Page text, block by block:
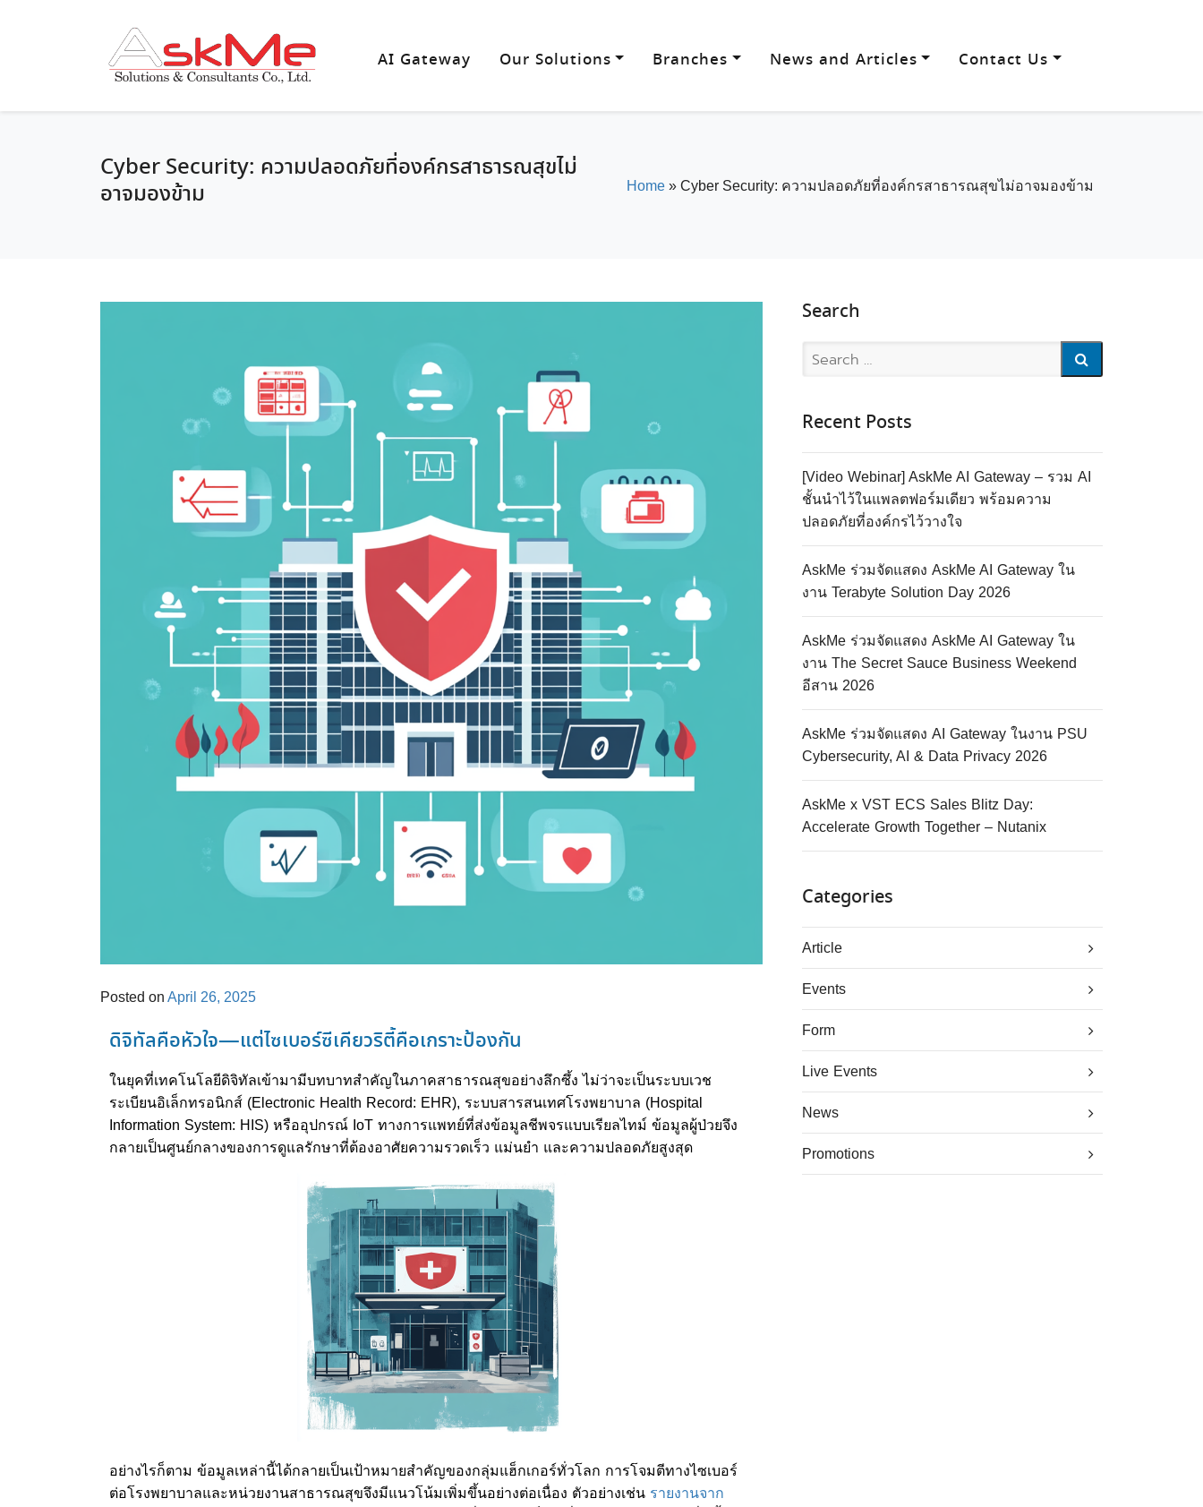
AI Gateway Our Solutions Branches News and Articles Contact Us
Cyber Security: ความปลอดภัยที่องค์กรสาธารณสุขไม่
อาจมองข้าม
Home » Cyber Security: ความปลอดภัยที่องค์กรสาธารณสุขไม่อาจมองข้าม
Posted on April 26, 2025
ดิจิทัลคือหัวใจ—แต่ไซเบอร์ซีเคียวริตี้คือเกราะป้องกัน
ในยุคที่เทคโนโลยีดิจิทัลเข้ามามีบทบาทสำคัญในภาคสาธารณสุขอย่างลึกซึ้ง ไม่ว่าจะเป็นระบบเวช
ระเบียนอิเล็กทรอนิกส์ (Electronic Health Record: EHR), ระบบสารสนเทศโรงพยาบาล (Hospital
Information System: HIS) หรืออุปกรณ์ IoT ทางการแพทย์ที่ส่งข้อมูลชีพจรแบบเรียลไทม์ ข้อมูลผู้ป่วยจึง
กลายเป็นศูนย์กลางของการดูแลรักษาที่ต้องอาศัยความรวดเร็ว แม่นยำ และความปลอดภัยสูงสุด
อย่างไรก็ตาม ข้อมูลเหล่านี้ได้กลายเป็นเป้าหมายสำคัญของกลุ่มแฮ็กเกอร์ทั่วโลก การโจมตีทางไซเบอร์
ต่อโรงพยาบาลและหน่วยงานสาธารณสุขจึงมีแนวโน้มเพิ่มขึ้นอย่างต่อเนื่อง ตัวอย่างเช่น รายงานจาก
Search
Search
Recent Posts
[Video Webinar] AskMe AI Gateway – รวม AI
ชั้นนำไว้ในแพลตฟอร์มเดียว พร้อมความ
ปลอดภัยที่องค์กรไว้วางใจ
AskMe ร่วมจัดแสดง AskMe AI Gateway ใน
งาน Terabyte Solution Day 2026
AskMe ร่วมจัดแสดง AskMe AI Gateway ใน
งาน The Secret Sauce Business Weekend
อีสาน 2026
AskMe ร่วมจัดแสดง AI Gateway ในงาน PSU
Cybersecurity, AI & Data Privacy 2026
AskMe x VST ECS Sales Blitz Day:
Accelerate Growth Together – Nutanix
Categories
Article
Events
Form
Live Events
News
Promotions